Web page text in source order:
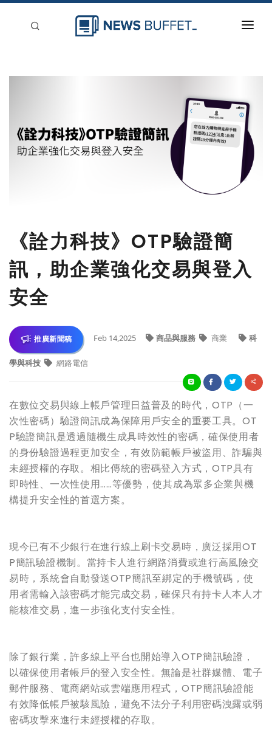
刊登
《詮力科技》OTP驗證簡
訊，助企業強化交易與登入
安全
推廣新聞稿 Feb 14,2025 商品與服務 商業 科
學與科技 網路電信
在數位交易與線上帳戶管理日益普及的時代，OTP（一
次性密碼）驗證簡訊成為保障用戶安全的重要工具。OT
P驗證簡訊是透過隨機生成具時效性的密碼，確保使用者
的身份驗證過程更加安全，有效防範帳戶被盜用、詐騙與
未經授權的存取。相比傳統的密碼登入方式，OTP具有
即時性、一次性使用……等優勢，使其成為眾多企業與機
構提升安全性的首選方案。
現今已有不少銀行在進行線上刷卡交易時，廣泛採用OT
P簡訊驗證機制。當持卡人進行網路消費或進行高風險交
易時，系統會自動發送OTP簡訊至綁定的手機號碼，使
用者需輸入該密碼才能完成交易，確保只有持卡人本人才
能核准交易，進一步強化支付安全性。
除了銀行業，許多線上平台也開始導入OTP簡訊驗證，
以確保使用者帳戶的登入安全性。無論是社群媒體、電子
郵件服務、電商網站或雲端應用程式，OTP簡訊驗證能
有效降低帳戶被駭風險，避免不法分子利用密碼洩露或弱
密碼攻擊來進行未經授權的存取。